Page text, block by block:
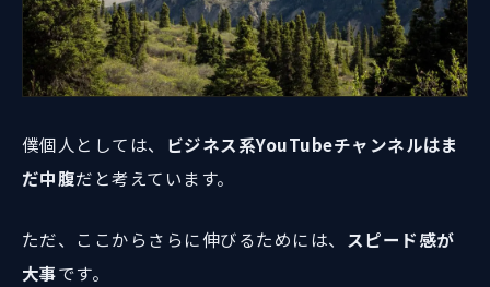
僕個人としては、 ビジネス系YouTubeチャンネルはま
だ中腹だと考えています。
ただ、ここからさらに伸びるためには、
スピード感が
大事です。